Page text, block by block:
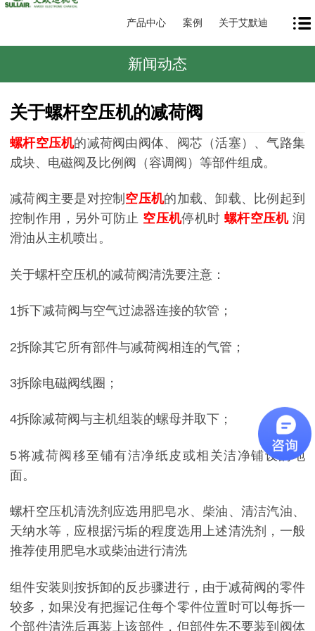
产品中心 案例 关于艾默迪
新闻动态
关于螺杆空压机的减荷阀
螺杆空压机的减荷阀由阀体、阀芯（活塞）、气路集
成块、电磁阀及比例阀（容调阀）等部件组成。
减荷阀主要是对控制 空压机的加载、卸载、比例起到
控制作用，另外可防止 空压机停机时 螺杆空压机 润
滑油从主机喷出。
关于螺杆空压机的减荷阀清洗要注意：
1拆下减荷阀与空气过滤器连接的软管；
2拆除其它所有部件与减荷阀相连的气管；
3拆除电磁阀线圈；
4拆除减荷阀与主机组装的螺母并取下；
5将减荷阀移至铺有洁净纸皮或相关洁净铺设的地
面。
螺杆空压机清洗剂应选用肥皂水、柴油、清洁汽油、
天纳水等，应根据污垢的程度选用上述清洗剂，一般
推荐使用肥皂水或柴油进行清洗
组件安装则按拆卸的反步骤进行，由于减荷阀的零件
较多，如果没有把握记住每个零件位置时可以每拆一
个部件清洗后再装上该部件，但部件先不要装到阀体